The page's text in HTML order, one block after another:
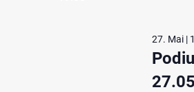
27. Mai |